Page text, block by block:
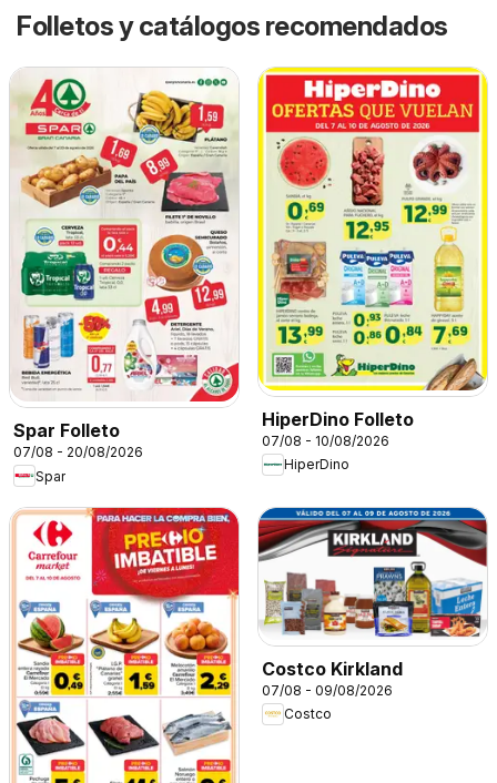
Folletos y catálogos recomendados
Spar Folleto
07/08 - 20/08/2026
Spar
HiperDino Folleto
07/08 - 10/08/2026
HiperDino
Costco Kirkland
07/08 - 09/08/2026
Costco